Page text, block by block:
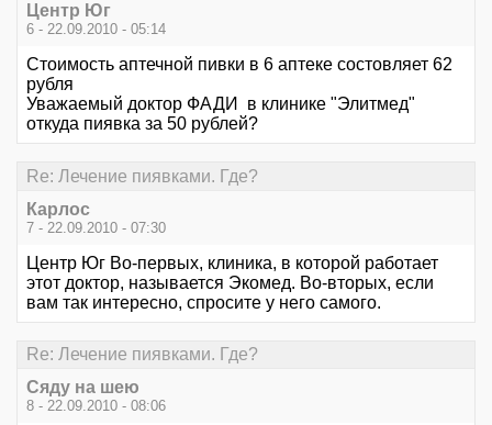
Центр Юг
6 - 22.09.2010 - 05:14
Стоимость аптечной пивки в 6 аптеке состовляет 62
рубля
Уважаемый доктор ФАДИ в клинике "Элитмед"
откуда пиявка за 50 рублей?
Re: Лечение пиявками. Где?
Карлос
7 - 22.09.2010 - 07:30
Центр Юг Во-первых, клиника, в которой работает
этот доктор, называется Экомед. Во-вторых, если
вам так интересно, спросите у него самого.
Re: Лечение пиявками. Где?
Сяду на шею
8 - 22.09.2010 - 08:06